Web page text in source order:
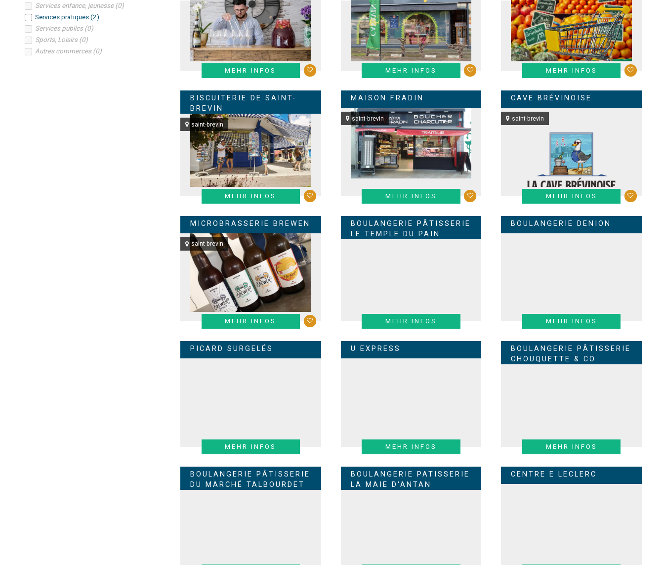
Services enfance, jeunesse(0)
Services pratiques(2)
Services publics(0)
Sports, Loisirs(0)
Autres commerces(0)
MEHR INFOS MEHR INFOS MEHR INFOS
BISCUITERIE DE SAINT-
BREVIN
saint-brevin
MEHR INFOS
MAISON FRADIN
saint-brevin
MEHR INFOS
CAVE BRÉVINOISE
saint-brevin
MEHR INFOS
MICROBRASSERIE BREWEN
saint-brevin
MEHR INFOS
BOULANGERIE PÂTISSERIE
LE TEMPLE DU PAIN
MEHR INFOS
BOULANGERIE DENION
MEHR INFOS
PICARD SURGELÉS
MEHR INFOS
U EXPRESS
MEHR INFOS
BOULANGERIE PÂTISSERIE
CHOUQUETTE & CO
MEHR INFOS
BOULANGERIE PÂTISSERIE
DU MARCHÉ TALBOURDET
BOULANGERIE PATISSERIE
LA MAIE D'ANTAN
CENTRE E LECLERC